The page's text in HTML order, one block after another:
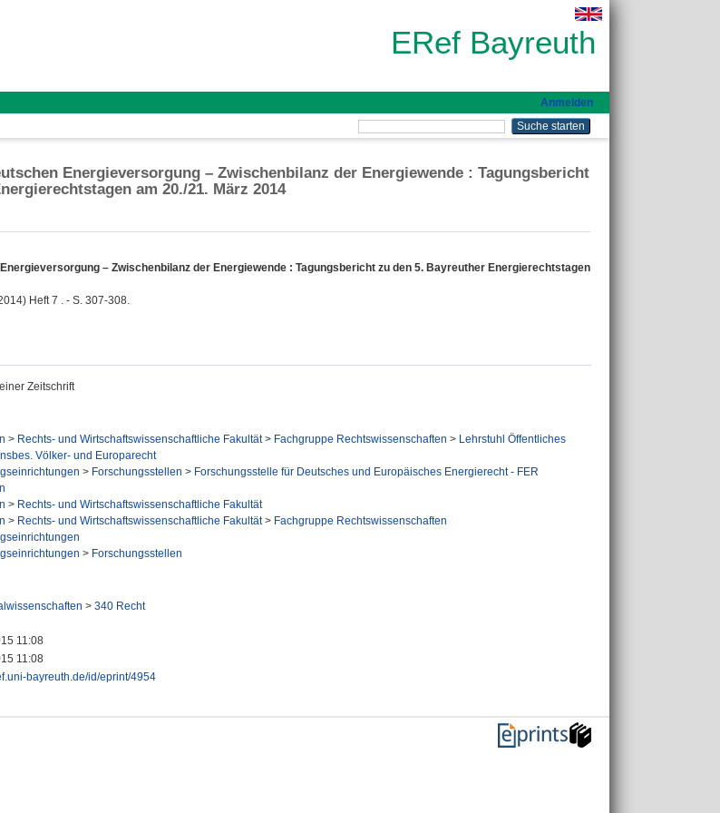
ERef Bayreuth
Anmelden
Energieversorgung – Zwischenbilanz der Energiewende : Tagungsbericht
am 20./21. März 2014
– Zwischenbilanz der Energiewende : Tagungsbericht zu den 5. Bayreuther Energierechtstagen
Heft 7 . - S. 307-308.
Zeitschrift
> Rechts- und Wirtschaftswissenschaftliche Fakultät> Fachgruppe Rechtswissenschaften > Lehrstuhl Öffentliches
Völker- und Europarecht
> Forschungsstellen > Forschungsstelle für Deutsches und Europäisches Energierecht - FER
> Rechts- und Wirtschaftswissenschaftliche Fakultät
> Rechts- und Wirtschaftswissenschaftliche Fakultät> Fachgruppe Rechtswissenschaften
> Forschungsstellen
> 340 Recht
11:08
11:08
bayreuth.de/id/eprint/4954